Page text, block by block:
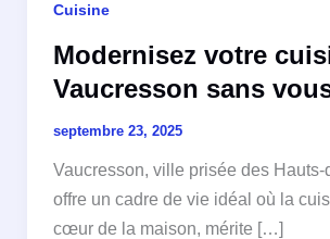
Cuisine
Modernisez votre
Vaucresson sans
septembre 23, 2025
Vaucresson, ville prisée des Hauts-
offre un cadre de vie idéal où la
cœur de la maison, mérite […]